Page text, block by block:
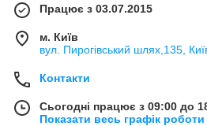
Працює з 03.07.2015
м. Київ
вул. Пирогівський шлях,135,
Контакти
Сьогодні працює з 09:00 до
Показати весь графік роботи